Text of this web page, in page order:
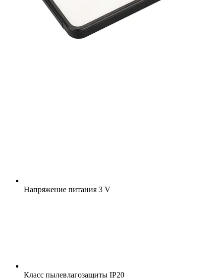
Напряжение питания 3 V
Класс пылевлагозащиты IP20